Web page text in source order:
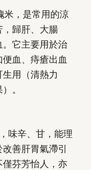
米，是常用的涼
，歸肝、大腸
它主要用於治
血、痔瘡出血
用（清熱力
。
味辛、甘，能理
善肝胃氣滯引
芬芳怡人，亦